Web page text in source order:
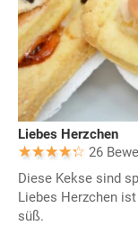
Liebes Herzchen
26
Diese Kekse sind
Liebes Herzchen
süß.